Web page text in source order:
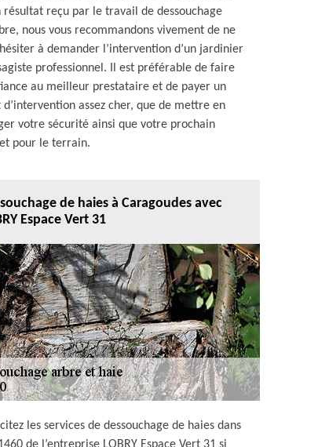
résultat reçu par le travail de dessouchage
nous vous recommandons vivement de ne
à demander l’intervention d’un jardinier
professionnel. Il est préférable de faire
au meilleur prestataire et de payer un
d’intervention assez cher, que de mettre en
votre sécurité ainsi que votre prochain
pour le terrain.
de haies à Caragoudes avec
Espace Vert 31
les services de dessouchage de haies dans